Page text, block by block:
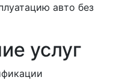
авто без
услуг